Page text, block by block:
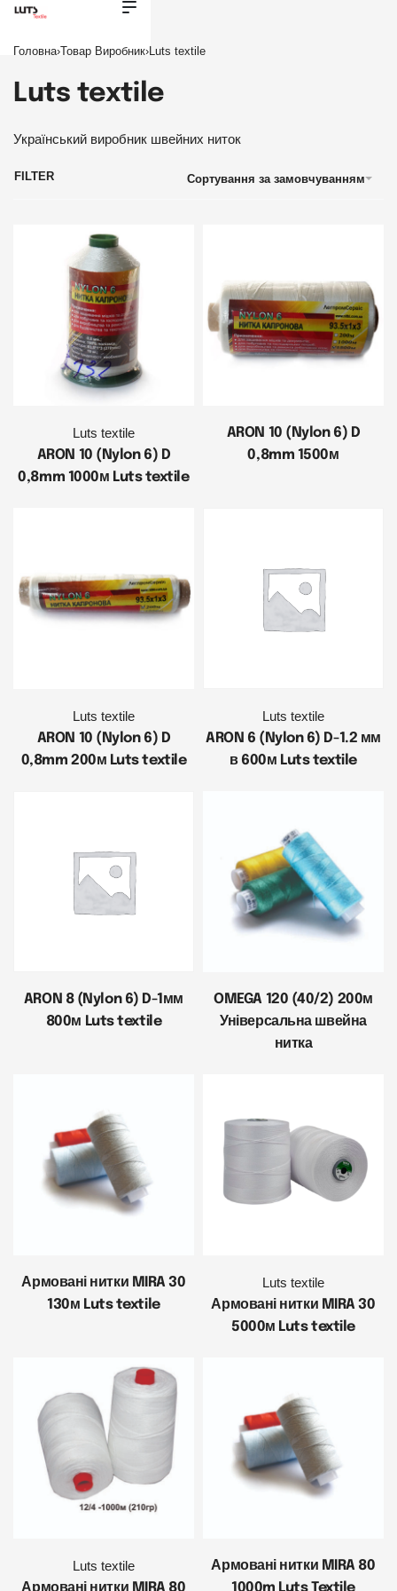
Головна›Товар Виробник› Luts textile
Luts textile
Український виробник швейних ниток
Сортування за замовчуванням
FILTER
Luts textile
ARON 10 (Nylon 6) D
0,8mm 1000м Luts textile
ARON 10 (Nylon 6) D
0,8mm 1500м
Luts textile
ARON 10 (Nylon 6) D
0,8mm 200м Luts textile
Luts textile
ARON 6 (Nylon 6) D-1.2 мм
в 600м Luts textile
ARON 8 (Nylon 6) D-1мм
800м Luts textile
OMEGA 120 (40/2) 200м
Універсальна швейна
нитка
Армовані нитки MIRA 30
130м Luts textile
Luts textile
Армовані нитки MIRA 30
5000м Luts textile
Luts textile
Армовані нитки MIRA 80